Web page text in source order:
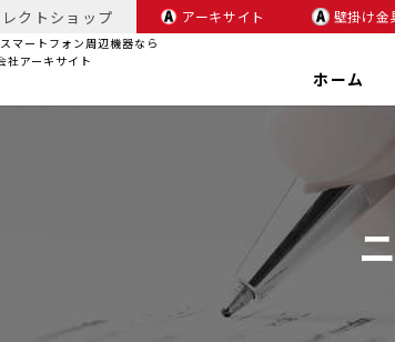
マートフォン周辺機器なら
社アーキサイト
クトショップ アーキサイト 壁掛け金
ホーム